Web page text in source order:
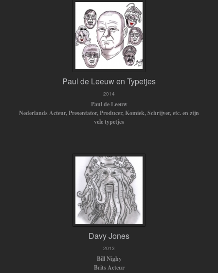
Paul de Leeuw en Typetjes
2014
Paul de Leeuw
Nederlands Acteur, Presentator, Producer, Komiek, Schrijver, etc.en zijn
vele typetjes
Davy Jones
2013
Bill Nighy
Brits Acteur